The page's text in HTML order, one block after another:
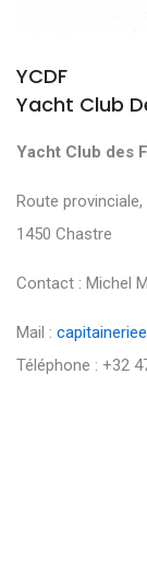
YCDF
Yacht Club
Yacht Club des
Route provinciale,
1450 Chastre
Contact : Michel
Mail :
Téléphone : +32